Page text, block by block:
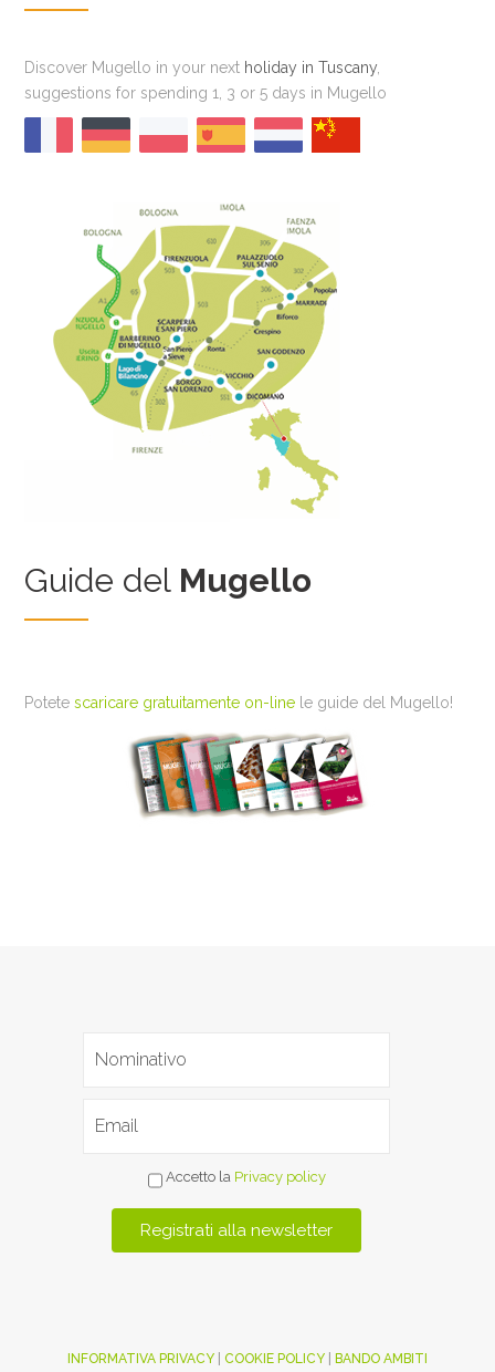
Discover Mugello in your next holiday in Tuscany
suggestions for spending 1, 3 or 5 days in Mugello
Guide del Mugello
Potetescaricare gratuitamente on-line le guide del Mugello!
Accetto la Privacy policy
INFORMATIVA PRIVACY COOKIE POLICY
BANDO AMBITI